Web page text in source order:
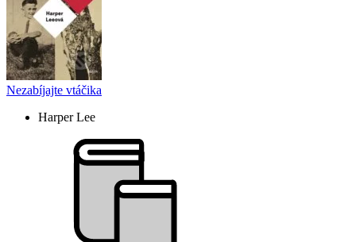
Nezabíjajte vtáčika
Harper Lee